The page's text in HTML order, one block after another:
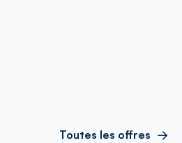
Toutes les offres